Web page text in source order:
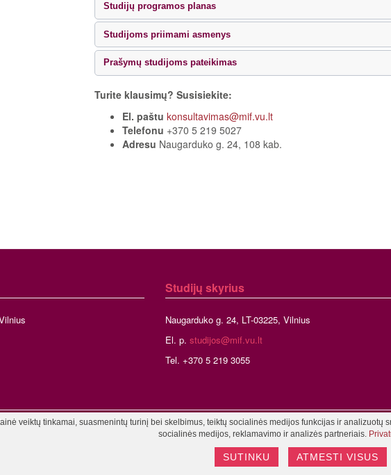
Studijų programos planas
Studijoms priimami asmenys
Prašymų studijoms pateikimas
Turite klausimų? Susisiekite:
El. paštu konsultavimas@mif.vu.lt
Telefonu +370 5 219 5027
Adresu Naugarduko g. 24, 108 kab.
Studijų skyrius
Naugarduko g. 24, LT-03225, Vilnius
El. p. studijos@mif.vu.lt
Tel. +370 5 219 3055
©2026 Vilniaus universitetas, Matematikos ir informatikos fakultetas
veiktų tinkamai, suasmenintų turinį bei skelbimus, teiktų socialinės medijos funkcijas ir
socialinės medijos, reklamavimo ir analizės partneriais.
SUTINKU ATMESTI VISUS